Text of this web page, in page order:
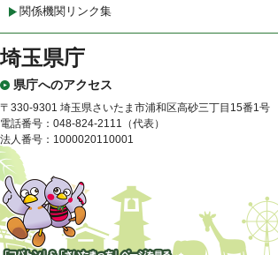
関係機関リンク集
埼玉県庁
県庁へのアクセス
〒330-9301 埼玉県さいたま市浦和区高砂三丁目15番1号
電話番号：048-824-2111（代表）
法人番号：1000020110001